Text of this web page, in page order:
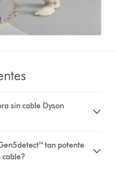
sin cable Dyson
tan potente
cable?